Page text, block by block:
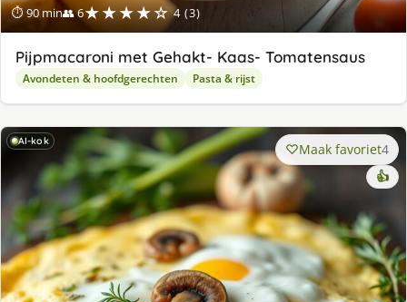
⏱ 90 min👥 6★★★★☆ 4 (3)
Pijpmacaroni met Gehakt- Kaas- Tomatensaus
Avondeten & hoofdgerechten Pasta & rijst
AI-kok Maak favoriet4
👍